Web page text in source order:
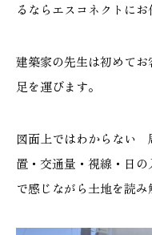
CONCEPT
CASE
GALLERY
施工ギャラリー
STAFF BLOG
るならエスコネクトにお
建築家の先生は初めて
足を運びます。
図面上ではわからない
置・交通量・視線・日
で感じながら土地を読み